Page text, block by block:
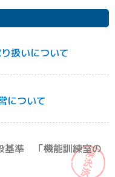
扱いについて
について
基準 「機能訓練室の